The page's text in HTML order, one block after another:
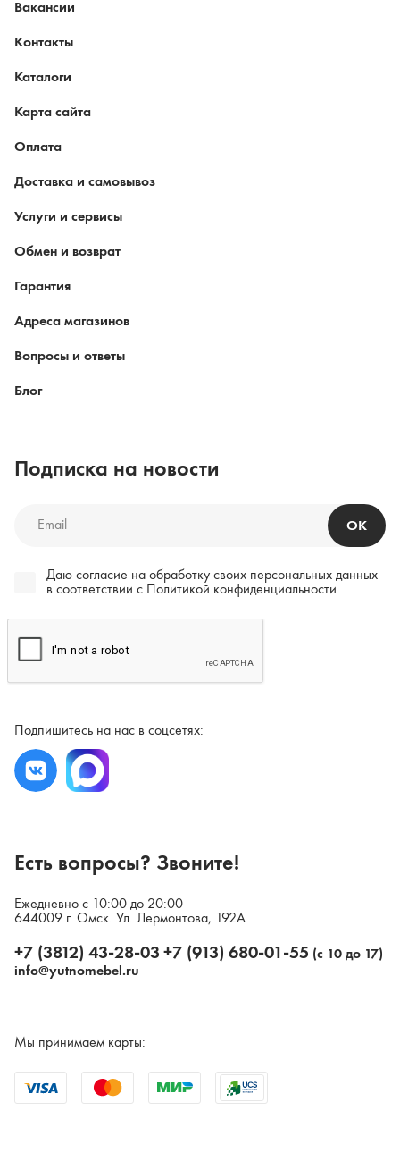
Вакансии
Контакты
Каталоги
Карта сайта
Оплата
Доставка и самовывоз
Услуги и сервисы
Обмен и возврат
Гарантия
Адреса магазинов
Вопросы и ответы
Блог
Подписка на новости
ОК
Даю согласие на обработку своих персональных данных
в соответствии c
Политикой конфиденциальности
Подпишитесь на нас в соцсетях:
Есть вопросы? Звоните!
Ежедневно с 10:00 до 20:00
644009 г. Омск. Ул. Лермонтова, 192А
+7 (3812) 43-28-03 +7 (913) 680-01-55 (с 10 до 17)
info@yutnomebel.ru
Мы принимаем карты: